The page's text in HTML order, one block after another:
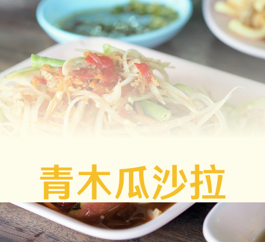
青木瓜沙拉